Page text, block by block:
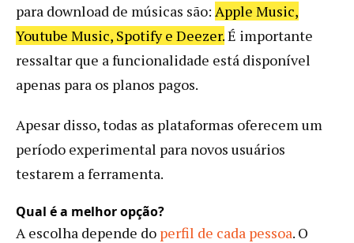
para download de músicas são: Apple Music,
Youtube Music, Spotify e Deezer.É importante
ressaltar que a funcionalidade está disponível
apenas para os planos pagos.
Apesar disso, todas as plataformas oferecem um
período experimental para novos usuários
testarem a ferramenta.
Qual é a melhor opção?
A escolha depende do perfil de cada pessoa. O